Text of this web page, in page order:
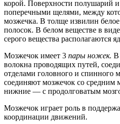
корой. Поверхности полушарий и
поперечными щелями, между
мозжечка. В толще извилин
полосок. В белом веществе в
серого вещества располагаются
Мозжечок имеет 3 пары ножек. В
волокна проводящих путей,
отделами головного и спинного
соединяют мозжечок со средним
нижние — с продолговатым
Мозжечок играет роль в
координации движений.